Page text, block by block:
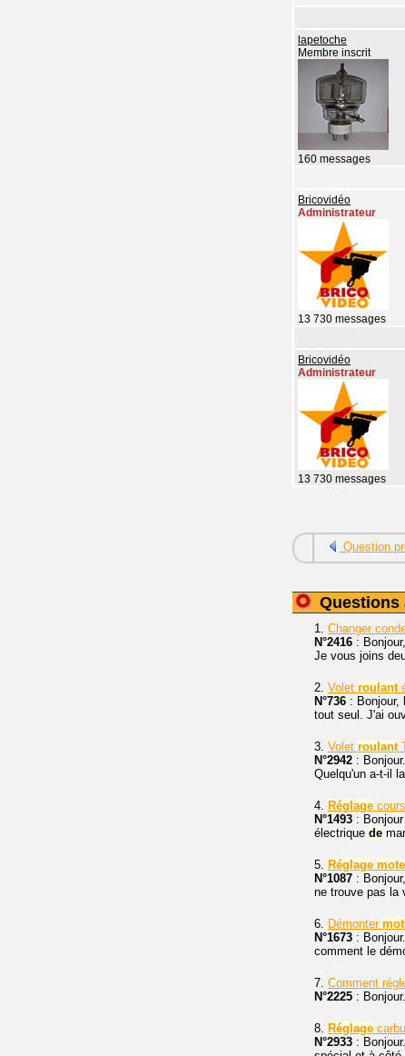
lapetoche
Membre inscrit
160 messages
Bricovidéo
Administrateur
13 730 messages
Bricovidéo
Administrateur
13 730 messages
Question
Questions
1. Changer
N°2416 :
Je vous joins
2. Volet roulant
N°736 : Bonjour,
tout seul. J'ai
3. Volet roulant
N°2942 :
Quelqu'un a-t-il
4. Réglage
N°1493 :
électrique de
5. Réglage
N°1087 :
ne trouve pas la
6. Démonter
N°1673 :
comment le
7. Comment
N°2225 :
8. Réglage
N°2933 :